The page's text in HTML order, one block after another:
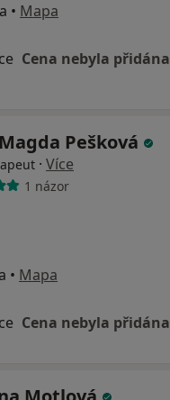
• Mapa
Cena nebyla přidána
Pešková
· Více
1 názor
• Mapa
Cena nebyla přidána